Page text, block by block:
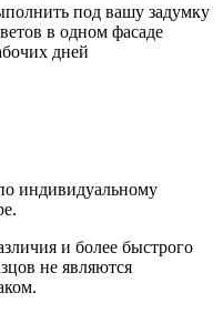
под вашу задумку
в одном фасаде
дней
индивидуальному
и более быстрого
не являются